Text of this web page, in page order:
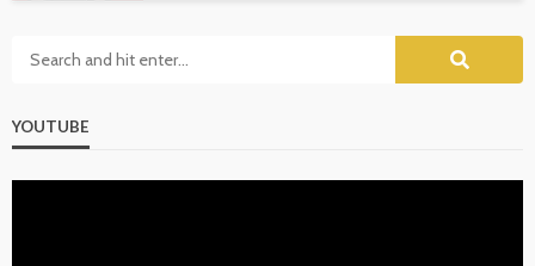
YOUTUBE